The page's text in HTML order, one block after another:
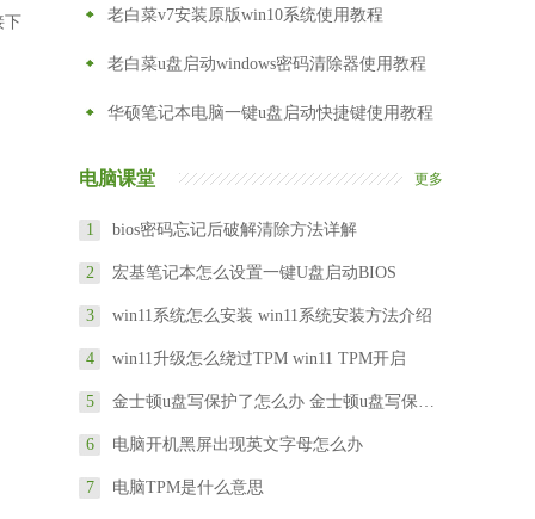
下 老白菜v7安装原版win10系统使用教程
老白菜u盘启动windows密码清除器使用教程
华硕笔记本电脑一键u盘启动快捷键使用教程
电脑课堂 更多
1 bios密码忘记后破解清除方法详解
2 宏基笔记本怎么设置一键U盘启动BIOS
3 win11系统怎么安装 win11系统安装方法介绍
4 win11升级怎么绕过TPM win11 TPM开启
5 金士顿u盘写保护了怎么办 金士顿u盘写保护怎么去掉
6 电脑开机黑屏出现英文字母怎么办
7 电脑TPM是什么意思